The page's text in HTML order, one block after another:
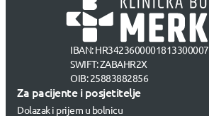
IBAN: HR3423600001813300007
SWIFT: ZABAHR2X
OIB: 25883882856
Za pacijente i posjetitelje
Dolazak i prijem u bolnicu